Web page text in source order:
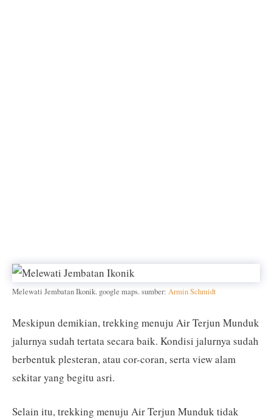
Melewati Jembatan Ikonik. google maps. sumber: Armin Schmidt
Meskipun demikian, trekking menuju Air Terjun Munduk
jalurnya sudah tertata secara baik. Kondisi jalurnya sudah
berbentuk plesteran, atau cor-coran, serta view alam
sekitar yang begitu asri.
Selain itu, trekking menuju Air Terjun Munduk tidak